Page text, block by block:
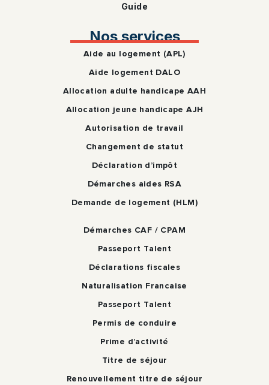
Guide
Nos services
Aide au logement (APL)
Aide logement DALO
Allocation adulte handicape AAH
Allocation jeune handicape AJH
Autorisation de travail
Changement de statut
Déclaration d’impôt
Démarches aides RSA
Demande de logement (HLM)
Démarches CAF / CPAM
Passeport Talent
Déclarations fiscales
Naturalisation Francaise
Passeport Talent
Permis de conduire
Prime d’activité
Titre de séjour
Renouvellement titre de séjour